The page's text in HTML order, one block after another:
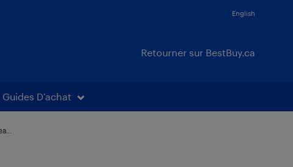
English
Retourner sur BestBuy.ca
Guides D’achat